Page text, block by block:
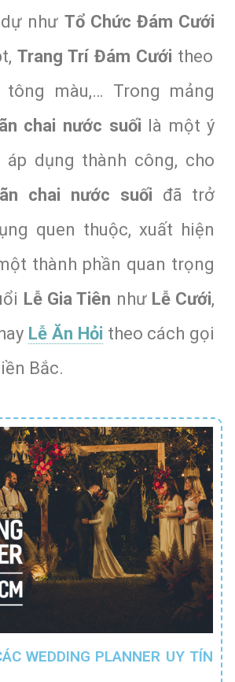
như Tổ Chức Đám Cưới
Trang Trí Đám Cưới theo
màu,… Trong mảng
chai nước suối là một ý
dụng thành công, cho
chai nước suối đã trở
quen thuộc, xuất hiện
thành phần quan trọng
Lễ Gia Tiên như Lễ Cưới,
hay Lễ Ăn Hỏi theo cách gọi
Bắc.
WEDDING PLANNER UY TÍN